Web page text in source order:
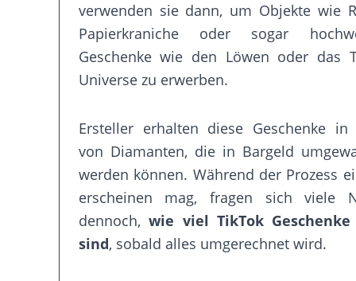
verwenden sie dann, um Objekte wie
Papierkraniche oder sogar
Geschenke wie den Löwen oder das
Universe zu erwerben.
Ersteller erhalten diese Geschenke in
von Diamanten, die in Bargeld
werden können. Während der Prozess
erscheinen mag, fragen sich viele
dennoch,wie viel TikTok
sind, sobald alles umgerechnet wird.